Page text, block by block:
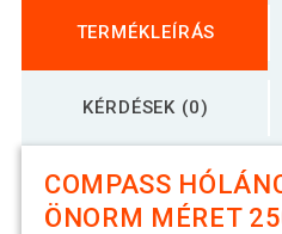
TERMÉKLEÍRÁS
KÉRDÉSEK (0)
COMPASS
ÖNORM MÉRET